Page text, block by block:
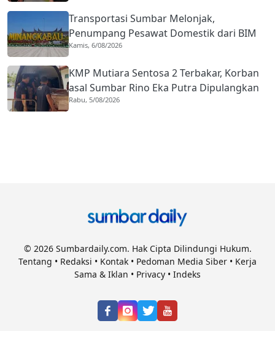
Transportasi Sumbar Melonjak,
Penumpang Pesawat Domestik dari BIM
Naik Hampir 33 Persen
Kamis, 6/08/2026
KMP Mutiara Sentosa 2 Terbakar, Korban
asal Sumbar Rino Eka Putra Dipulangkan
ke Agam
Rabu, 5/08/2026
© 2026 Sumbardaily.com. Hak Cipta Dilindungi Hukum.
Tentang • Redaksi • Kontak • Pedoman Media Siber • Kerja
Sama & Iklan • Privacy • Indeks